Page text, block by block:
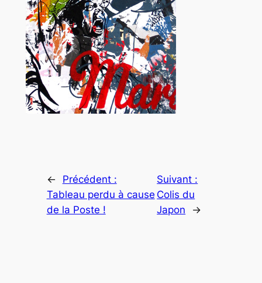
←
Précédent :
Tableau perdu à cause
de la Poste !
Suivant :
Colis du
Japon
→